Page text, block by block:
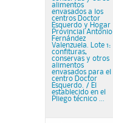
alimentos
envasados a los
centros Doctor
Esquerdo y Hogar
Provincial Antonio
Fernández
Valenzuela. Lote 1:
confituras,
conservas y otros
alimentos
envasados para el
centro Doctor
Esquerdo. / El
establecido en el
Pliego técnico ...